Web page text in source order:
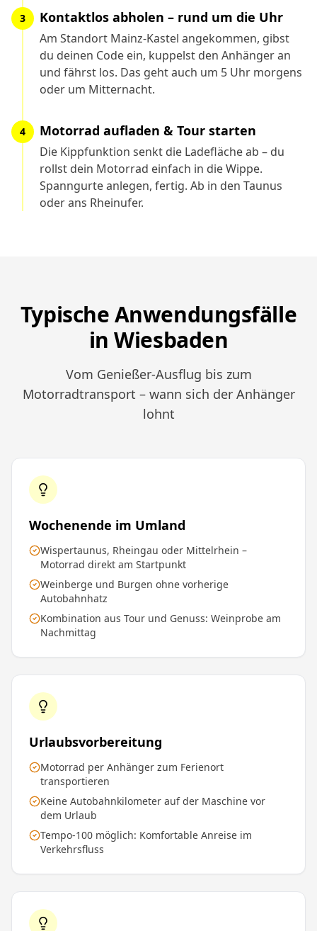
3 Kontaktlos abholen – rund um die Uhr
Am Standort Mainz-Kastel angekommen, gibst
du deinen Code ein, kuppelst den Anhänger an
und fährst los. Das geht auch um 5 Uhr morgens
oder um Mitternacht.
4 Motorrad aufladen & Tour starten
Die Kippfunktion senkt die Ladefläche ab – du
rollst dein Motorrad einfach in die Wippe.
Spanngurte anlegen, fertig. Ab in den Taunus
oder ans Rheinufer.
Typische Anwendungsfälle
in Wiesbaden
Vom Genießer-Ausflug bis zum
Motorradtransport – wann sich der Anhänger
lohnt
Wochenende im Umland
Wispertaunus, Rheingau oder Mittelrhein –
Motorrad direkt am Startpunkt
Weinberge und Burgen ohne vorherige
Autobahnhatz
Kombination aus Tour und Genuss: Weinprobe am
Nachmittag
Urlaubsvorbereitung
Motorrad per Anhänger zum Ferienort
transportieren
Keine Autobahnkilometer auf der Maschine vor
dem Urlaub
Tempo-100 möglich: Komfortable Anreise im
Verkehrsfluss